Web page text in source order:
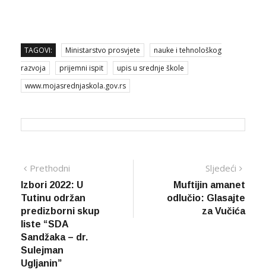
TAGOVI: Ministarstvo prosvjete
nauke i tehnološkog
razvoja
prijemni ispit
upis u srednje škole
www.mojasrednjaskola.gov.rs
Navigacija
članaka
Prethodni
vijest
Izbori 2022: U
Tutinu održan
predizborni skup
liste “SDA
Sandžaka – dr.
Sulejman
Ugljanin”
Sljedeći
Muftijin amanet
odlučio: Glasajte
za Vučića